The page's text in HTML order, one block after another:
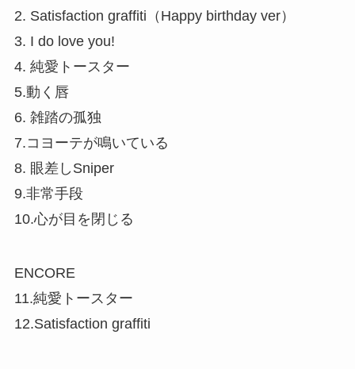
2. Satisfaction graffiti（Happy birthday ver）
3. I do love you!
4. 純愛トースター
5.動く唇
6. 雑踏の孤独
7.コヨーテが鳴いている
8. 眼差しSniper
9.非常手段
10.心が目を閉じる
ENCORE
11.純愛トースター
12.Satisfaction graffiti